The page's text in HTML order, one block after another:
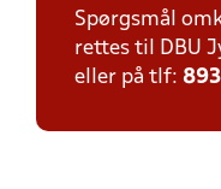
Spørgsmål
rettes til DBU
eller på tlf: